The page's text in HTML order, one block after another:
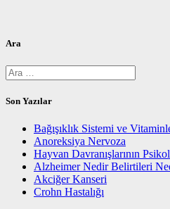
Ara
Arama:
Son Yazılar
Bağışıklık Sistemi ve
Anoreksiya Nervoza
Hayvan Davranışlarının
Alzheimer Nedir Belirtileri
Akciğer Kanseri
Crohn Hastalığı